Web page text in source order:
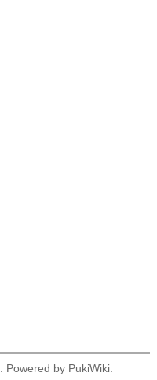
. Powered by PukiWiki.